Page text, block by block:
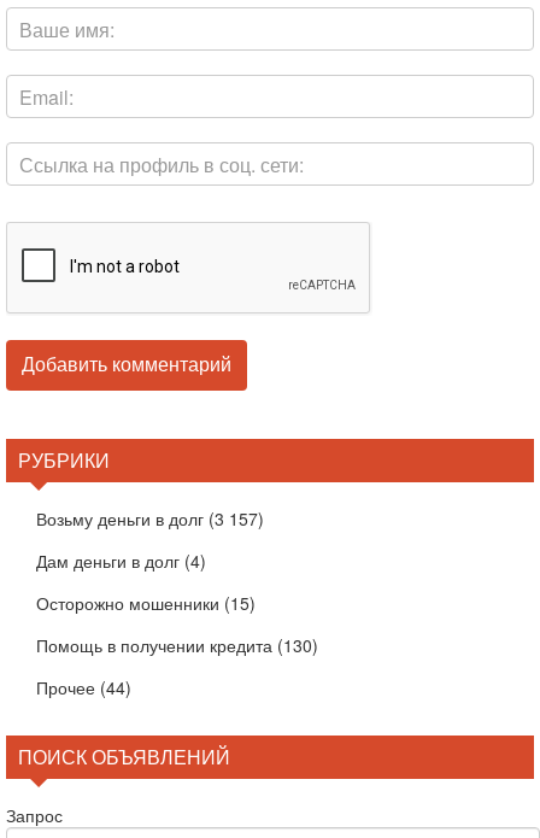
РУБРИКИ
Возьму деньги в долг (3 157)
Дам деньги в долг (4)
Осторожно мошенники (15)
Помощь в получении кредита (130)
Прочее (44)
ПОИСК ОБЪЯВЛЕНИЙ
Запрос